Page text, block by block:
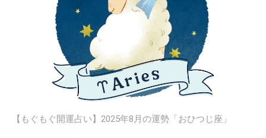
【もぐもぐ開運占い】2025年8月の運勢「おひつじ座」